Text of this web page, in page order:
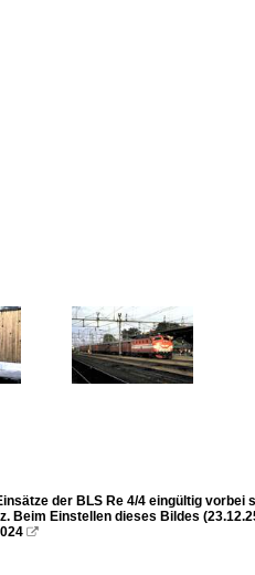
der BLS Re 4/4 eingültig vorbei
Beim Einstellen dieses Bildes
